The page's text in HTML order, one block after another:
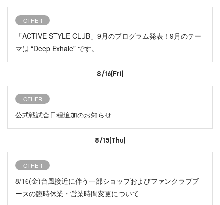
OTHER
「ACTIVE STYLE CLUB」9月のプログラム発表！9月のテー
マは “Deep Exhale” です。
8/16(Fri)
OTHER
公式戦試合日程追加のお知らせ
8/15(Thu)
OTHER
8/16(金)台風接近に伴う一部ショップおよびファンクラブブ
ースの臨時休業・営業時間変更について